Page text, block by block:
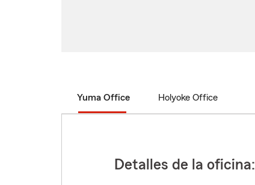
Yuma Office Holyoke Office
Detalles de la oficina: